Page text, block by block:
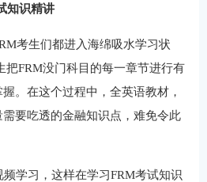
知识精讲
考生们都进入海绵吸水学习状
把FRM没门科目的每一章节进行有
。在这个过程中，全英语教材，
要吃透的金融知识点，难免令此
学习，这样在学习FRM考试知识